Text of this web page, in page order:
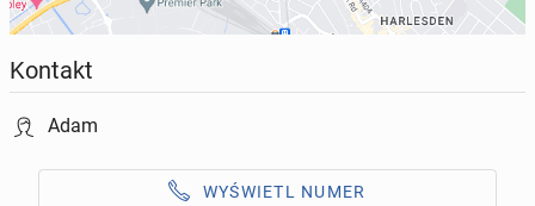
Kontakt
Adam
WYŚWIETL NUMER